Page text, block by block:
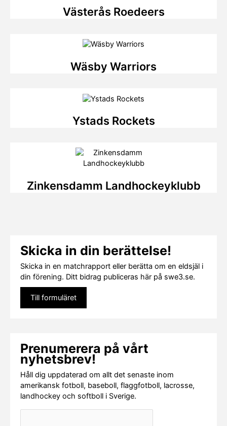
Västerås Roedeers
Wäsby Warriors
Ystads Rockets
Zinkensdamm Landhockeyklubb
Skicka in din berättelse!
Skicka in en matchrapport eller berätta om en eldsjäl i
din förening. Ditt bidrag publiceras här på swe3.se.
Till formuläret
Prenumerera på vårt
nyhetsbrev!
Håll dig uppdaterad om allt det senaste inom
amerikansk fotboll, baseboll, flaggfotboll, lacrosse,
landhockey och softboll i Sverige.